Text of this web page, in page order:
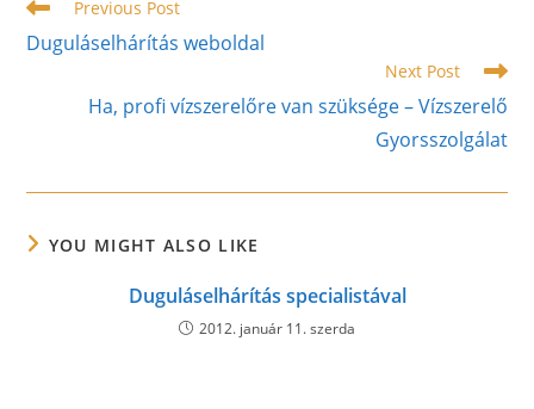
Read
articles
Previous Post
Duguláselhárítás weboldal
Next Post
Ha, profi vízszerelőre van szüksége – Vízszerelő
Gyorsszolgálat
YOU MIGHT ALSO LIKE
Duguláselhárítás specialistával
2012. január 11. szerda